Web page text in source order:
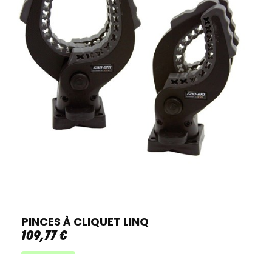
PINCES À CLIQUET LINQ
109,77€